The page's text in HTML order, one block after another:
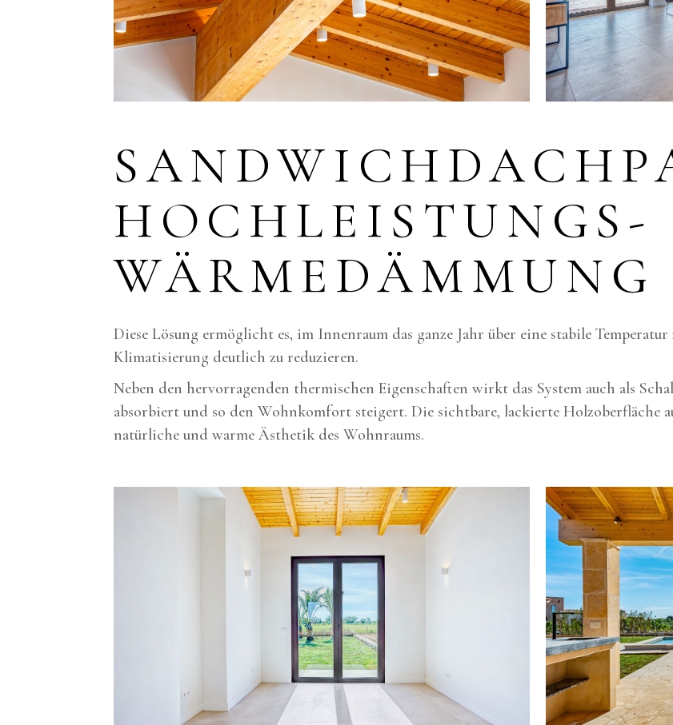
HOCHLEISTUNGS-
WÄRMEDÄMMUNG
Diese Lösung ermöglicht es, im Innenraum das ganze Jahr über eine stabile
Klimatisierung deutlich zu reduzieren.
Neben den hervorragenden thermischen Eigenschaften wirkt das System auch als
absorbiert und so den Wohnkomfort steigert. Die sichtbare, lackierte Holzoberfläche
natürliche und warme Ästhetik des Wohnraums.